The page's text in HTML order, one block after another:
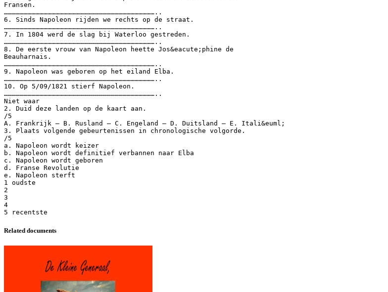
Fransen.
……………………………………………………………………………………………………..
6. Sinds Napoleon rijden we rechts op de straat.
……………………………………………………………………………………………………..
7. In 1804 werd de slag bij Waterloo gestreden.
……………………………………………………………………………………………………..
8. De eerste vrouw van Napoleon heette Jos&eacute;phine de
Beauharnais.
……………………………………………………………………………………………………..
9. Napoleon was geboren op het eiland Elba.
……………………………………………………………………………………………………..
10. Op 5/09/1821 stierf Napoleon.
……………………………………………………………………………………………………..
Niet waar
2. Duid deze landen op de kaart aan.
/5
A. Frankrijk – B. Rusland – C. Engeland – D. Duitsland – E. Itali&euml;
3. Plaats volgende gebeurtenissen in chronologische volgorde.
/5
a. Napoleon wordt keizer
b. Napoleon wordt definitief verbannen naar Elba
c. Napoleon wordt geboren
d. Franse Revolutie
e. Napoleon sterft
1 oudste
2
3
4
Related documents